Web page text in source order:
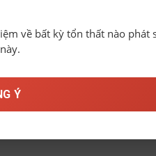
về bất kỳ tổn thất nào phát
Ý